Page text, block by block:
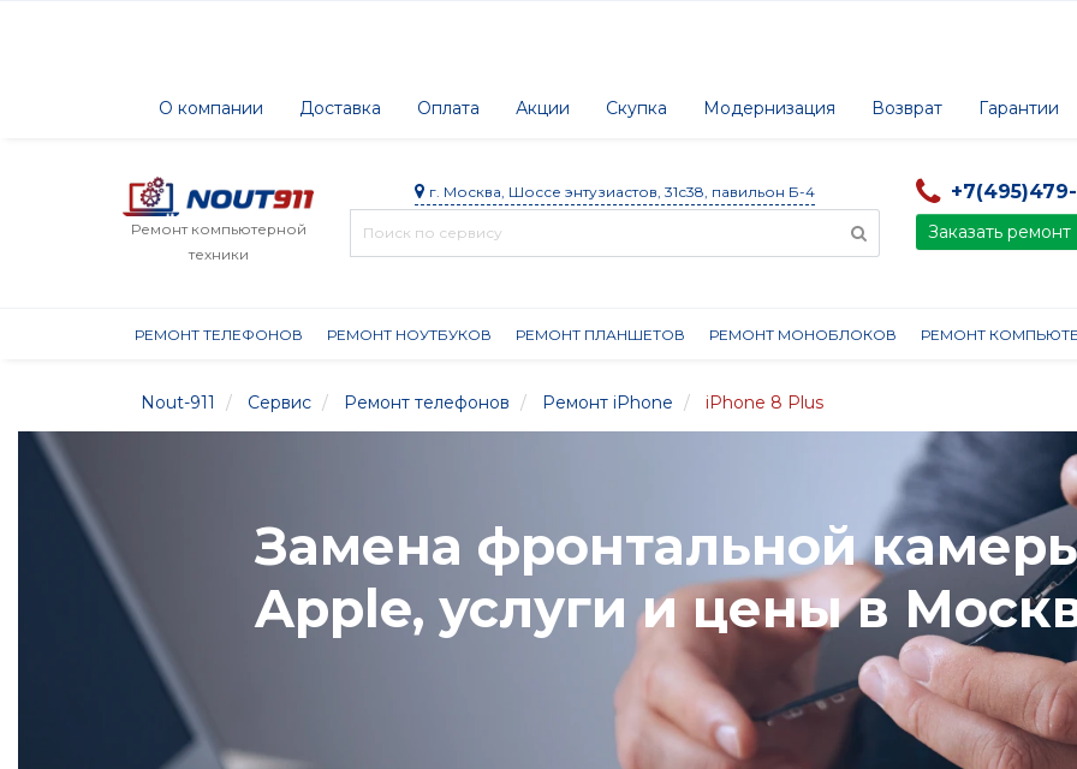
О компании Доставка Оплата Акции Скупка Модернизация Возврат Гарантии
Ремонт компьютерной
техники
г. Москва, Шоссе энтузиастов, 31с38, павильон Б-4
Заказать ремонт
РЕМОНТ ТЕЛЕФОНОВ РЕМОНТ НОУТБУКОВ РЕМОНТ ПЛАНШЕТОВ РЕМОНТ МОНОБЛОКОВ РЕМОНТ
Nout-911 Сервис Ремонт телефонов Ремонт iPhone iPhone 8 Plus
Замена фронтальной
Apple, услуги и цены в